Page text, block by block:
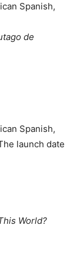
Spanish,
de
Spanish,
launch date
World?